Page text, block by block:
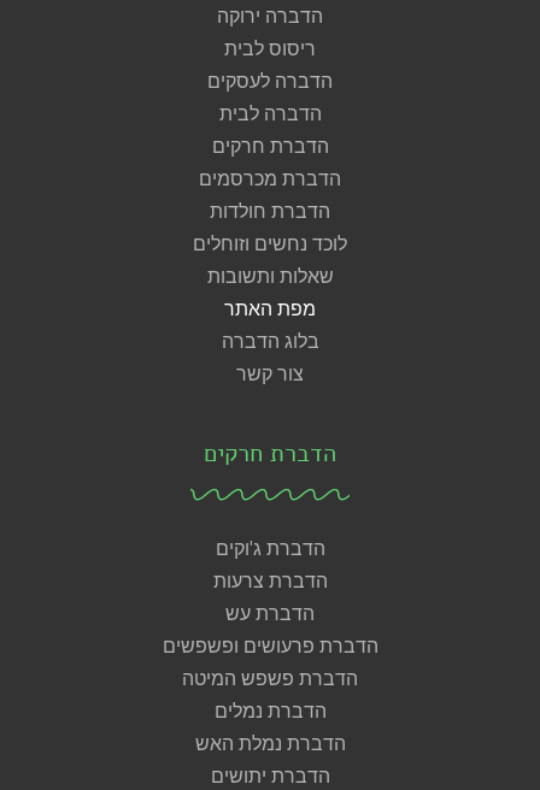
הדברה ירוקה
ריסוס לבית
הדברה לעסקים
הדברה לבית
הדברת חרקים
הדברת מכרסמים
הדברת חולדות
לוכד נחשים וזוחלים
שאלות ותשובות
מפת האתר
בלוג הדברה
צור קשר
הדברת חרקים
הדברת ג'וקים
הדברת צרעות
הדברת עש
הדברת פרעושים ופשפשים
הדברת פשפש המיטה
הדברת נמלים
הדברת נמלת האש
הדברת יתושים